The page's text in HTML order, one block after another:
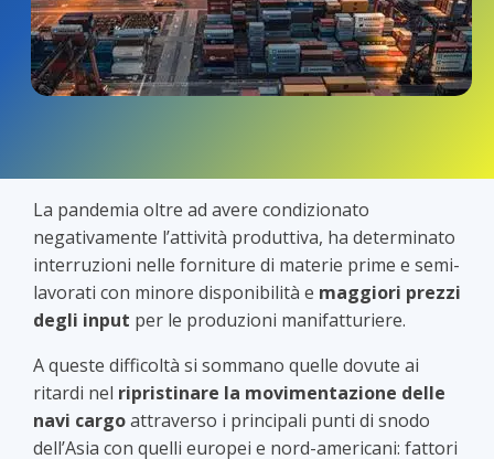
La pandemia oltre ad avere condizionato
negativamente l’attività produttiva, ha determinato
interruzioni nelle forniture di materie prime e semi-
lavorati con minore disponibilità e maggiori prezzi
degli input per le produzioni manifatturiere.
A queste difficoltà si sommano quelle dovute ai
ritardi nel ripristinare la movimentazione delle
navi cargoattraverso i principali punti di snodo
dell’Asia con quelli europei e nord-americani: fattori